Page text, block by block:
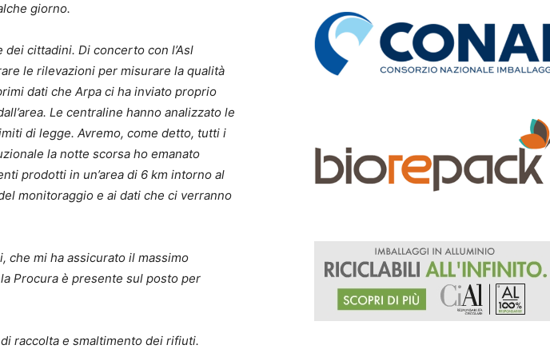
giorno.
cittadini. Di concerto con l’Asl
le rilevazioni per misurare la qualità
dati che Arpa ci ha inviato proprio
Le centraline hanno analizzato le
di legge. Avremo, come detto, tutti i
la notte scorsa ho emanato
prodotti in un’area di 6 km intorno al
monitoraggio e ai dati che ci verranno
che mi ha assicurato il massimo
Procura è presente sul posto per
raccolta e smaltimento dei rifiuti.